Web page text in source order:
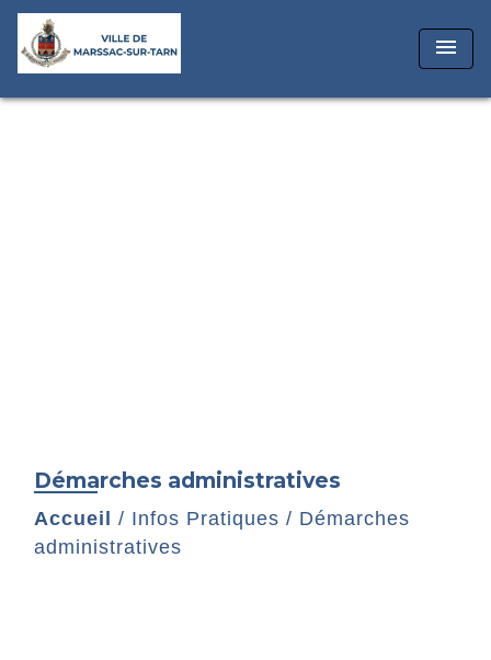
menu
Démarches administratives
Accueil / Infos Pratiques / Démarches
administratives